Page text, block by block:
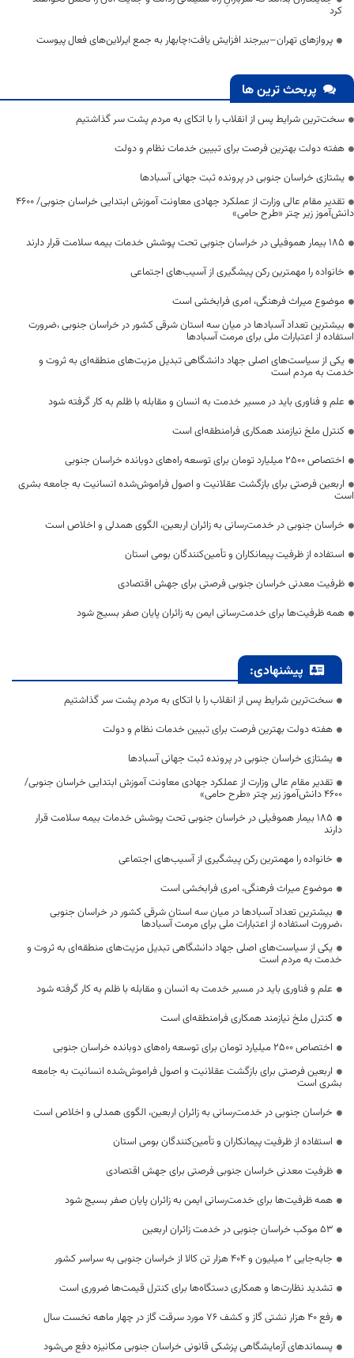
کرد
پروازهای تهران–بیرجند افزایش یافت؛چابهار به جمع ایرلاین‌های فعال پیوست
پربحث ترین ها
سخت‌ترین شرایط پس از انقلاب را با اتکای به مردم پشت سر گذاشتیم
هفته دولت بهترین فرصت برای تبیین خدمات نظام و دولت
یشتازی خراسان جنوبی در پرونده ثبت جهانی آسبادها
تقدیر مقام عالی وزارت از عملکرد جهادی معاونت آموزش ابتدایی خراسان جنوبی/ ۴۶۰۰
دانش‌آموز زیر چتر «طرح حامی»
۱۸۵ بیمار هموفیلی در خراسان جنوبی تحت پوشش خدمات بیمه سلامت قرار دارند
خانواده را مهمترین رکن پیشگیری از آسیب‌های اجتماعی
موضوع میراث فرهنگی، امری فرابخشی است
بیشترین تعداد آسبادها در میان سه استان شرقی کشور در خراسان جنوبی ،ضرورت
استفاده از اعتبارات ملی برای مرمت آسبادها
یکی از سیاست‌های اصلی جهاد دانشگاهی تبدیل مزیت‌های منطقه‌ای به ثروت و
خدمت به مردم است
علم و فناوری باید در مسیر خدمت به انسان و مقابله با ظلم به کار گرفته شود
کنترل ملخ نیازمند همکاری فرامنطقه‌ای است
اختصاص 2500 میلیارد تومان برای توسعه راه‌های دوبانده خراسان جنوبی
اربعین فرصتی برای بازگشت عقلانیت و اصول فراموش‌شده انسانیت به جامعه بشری
است
خراسان جنوبی در خدمت‌رسانی به زائران اربعین، الگوی همدلی و اخلاص است
استفاده از ظرفیت پیمانکاران و تأمین‌کنندگان بومی استان
ظرفیت معدنی خراسان جنوبی فرصتی برای جهش اقتصادی
همه ظرفیت‌ها برای خدمت‌رسانی ایمن به زائران پایان صفر بسیج شود
پیشنهادی:
سخت‌ترین شرایط پس از انقلاب را با اتکای به مردم پشت سر گذاشتیم
هفته دولت بهترین فرصت برای تبیین خدمات نظام و دولت
یشتازی خراسان جنوبی در پرونده ثبت جهانی آسبادها
تقدیر مقام عالی وزارت از عملکرد جهادی معاونت آموزش ابتدایی خراسان جنوبی/
۴۶۰۰ دانش‌آموز زیر چتر «طرح حامی»
۱۸۵ بیمار هموفیلی در خراسان جنوبی تحت پوشش خدمات بیمه سلامت قرار
دارند
خانواده را مهمترین رکن پیشگیری از آسیب‌های اجتماعی
موضوع میراث فرهنگی، امری فرابخشی است
بیشترین تعداد آسبادها در میان سه استان شرقی کشور در خراسان جنوبی
،ضرورت استفاده از اعتبارات ملی برای مرمت آسبادها
یکی از سیاست‌های اصلی جهاد دانشگاهی تبدیل مزیت‌های منطقه‌ای به ثروت و
خدمت به مردم است
علم و فناوری باید در مسیر خدمت به انسان و مقابله با ظلم به کار گرفته شود
کنترل ملخ نیازمند همکاری فرامنطقه‌ای است
اختصاص 2500 میلیارد تومان برای توسعه راه‌های دوبانده خراسان جنوبی
اربعین فرصتی برای بازگشت عقلانیت و اصول فراموش‌شده انسانیت به جامعه
بشری است
خراسان جنوبی در خدمت‌رسانی به زائران اربعین، الگوی همدلی و اخلاص است
استفاده از ظرفیت پیمانکاران و تأمین‌کنندگان بومی استان
ظرفیت معدنی خراسان جنوبی فرصتی برای جهش اقتصادی
همه ظرفیت‌ها برای خدمت‌رسانی ایمن به زائران پایان صفر بسیج شود
53 موکب خراسان جنوبی در خدمت زائران اربعین
جابه‌جایی 2 میلیون و 404 هزار تن کالا از خراسان جنوبی به سراسر کشور
تشدید نظارت‌ها و همکاری دستگاه‌ها برای کنترل قیمت‌ها ضروری است
رفع 40 هزار نشتی گاز و کشف 76 مورد سرقت گاز در چهار ماهه نخست سال
پسماندهای آزمایشگاهی پزشکی قانونی خراسان جنوبی مکانیزه دفع می‌شود